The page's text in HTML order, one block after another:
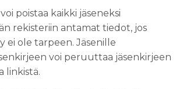
poistaa kaikki jäseneksi
rekisteriin antamat tiedot, jos
ei ole tarpeen. Jäsenille
voi peruuttaa jäsenkirjeen
linkistä.